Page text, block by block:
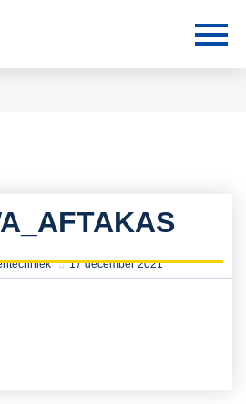
17 december 2021